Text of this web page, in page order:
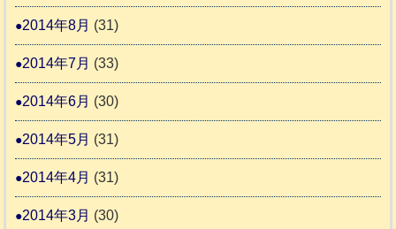
2014年8月 (31)
2014年7月 (33)
2014年6月 (30)
2014年5月 (31)
2014年4月 (31)
2014年3月 (30)